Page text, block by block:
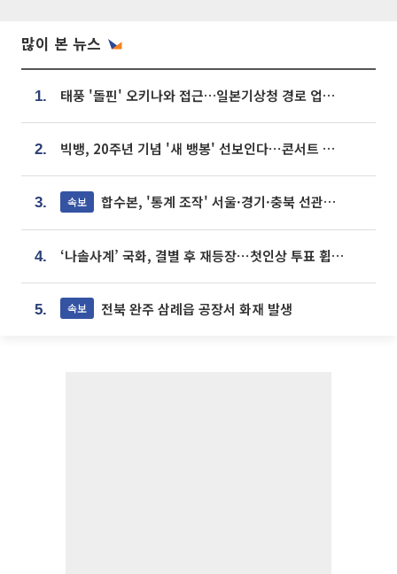
많이 본 뉴스
1. 태풍 '돌핀' 오키나와 접근…일본기상청 경로 업데이트
2. 빅뱅, 20주년 기념 '새 뱅봉' 선보인다⋯콘서트 앞두고 팝업 개최
3. 속보 합수본, '통계 조작' 서울·경기·충북 선관위 등 추가 압수수색
4. ‘나솔사계’ 국화, 결별 후 재등장⋯첫인상 투표 휩쓸고 ‘인기녀’ 등극
5. 속보 전북 완주 삼례읍 공장서 화재 발생